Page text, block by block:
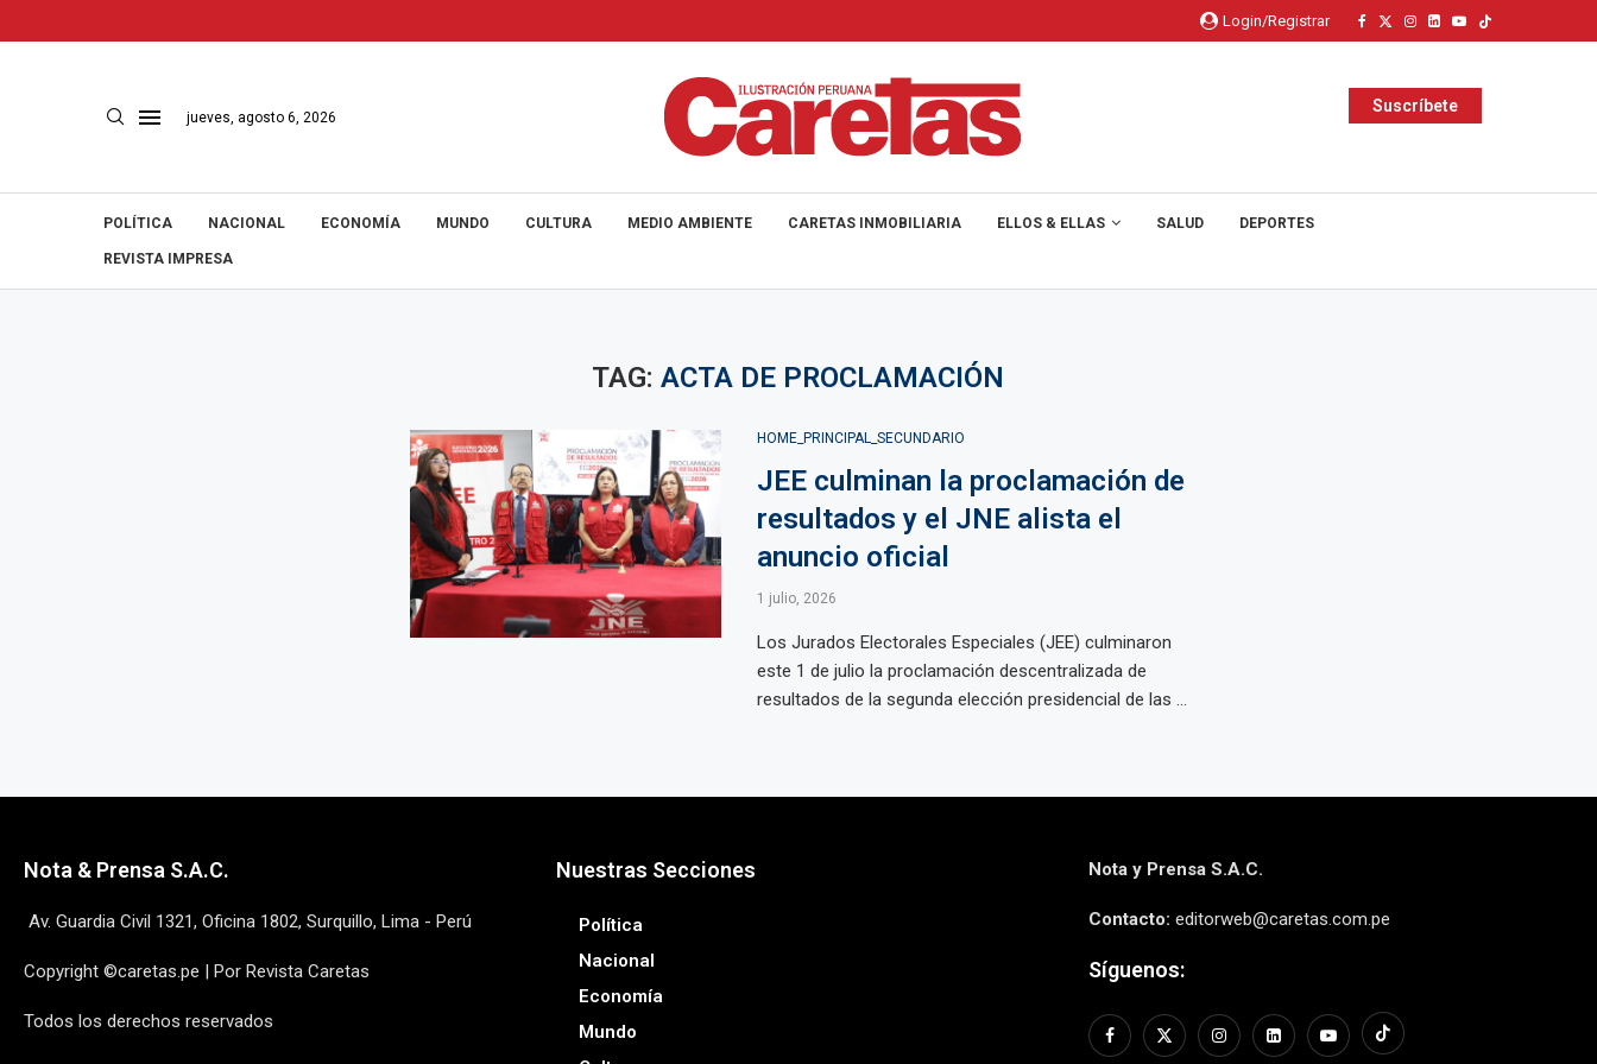
Login/Registrar
jueves, agosto 6, 2026
Suscríbete
POLÍTICA NACIONAL ECONOMÍA MUNDO CULTURA MEDIO AMBIENTE CARETAS INMOBILIARIA ELLOS & ELLAS SALUD DEPORTES
REVISTA IMPRESA
TAG:ACTA DE PROCLAMACIÓN
HOME_PRINCIPAL_SECUNDARIO
JEE culminan la proclamación de
resultados y el JNE alista el
anuncio oficial
1 julio, 2026
Los Jurados Electorales Especiales (JEE) culminaron
este 1 de julio la proclamación descentralizada de
resultados de la segunda elección presidencial de las ...
Nota & Prensa S.A.C.
Av. Guardia Civil 1321, Oficina 1802, Surquillo, Lima - Perú
Copyright ©caretas.pe | Por Revista Caretas
Todos los derechos reservados
Nuestras Secciones
Política
Nacional
Economía
Mundo
Nota y Prensa S.A.C.
Contacto: editorweb@caretas.com.pe
Síguenos: